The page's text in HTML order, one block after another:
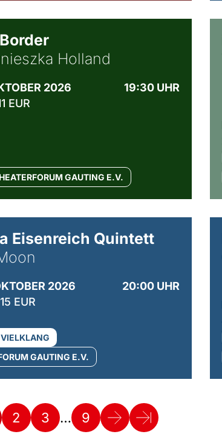
Holland
2026
19:30 UHR
EUR
GAUTING E.V.
Eisenreich Quintett
2026
20:00 UHR
EUR
VIELKLANG
GAUTING E.V.
2 3 … 9